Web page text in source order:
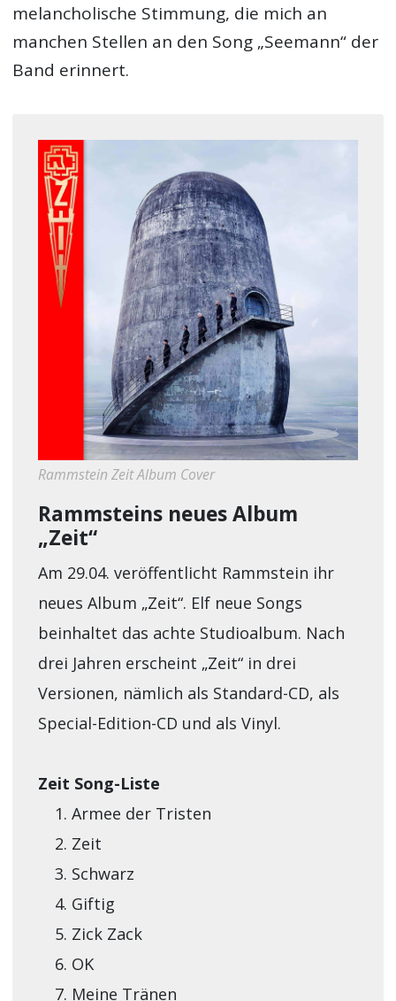
melancholische Stimmung, die mich an
manchen Stellen an den Song „Seemann“ der
Band erinnert.
Rammstein Zeit Album Cover
Rammsteins neues Album
„Zeit“
Am 29.04. veröffentlicht Rammstein ihr
neues Album „Zeit“. Elf neue Songs
beinhaltet das achte Studioalbum. Nach
drei Jahren erscheint „Zeit“ in drei
Versionen, nämlich als Standard-CD, als
Special-Edition-CD und als Vinyl.
Zeit Song-Liste
Armee der Tristen
Zeit
Schwarz
Giftig
Zick Zack
OK
Meine Tränen